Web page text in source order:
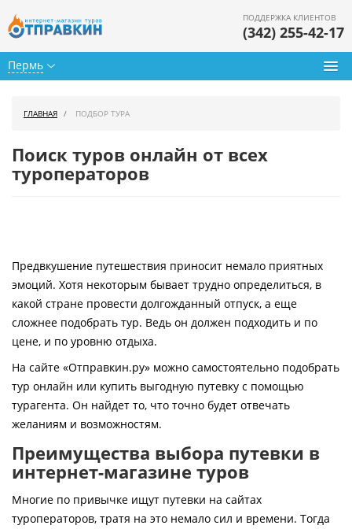
Пермь
ПОДДЕРЖКА КЛИЕНТОВ
(342) 255-42-17
Горящие туры
Страны
Как купить
Контакты
ГЛАВНАЯ ПОДБОР ТУРА
Поиск туров онлайн от всех
туроператоров
Предвкушение путешествия приносит немало приятных
эмоций. Хотя некоторым бывает трудно определиться, в
какой стране провести долгожданный отпуск, а еще
сложнее подобрать тур. Ведь он должен подходить и по
цене, и по уровню отдыха.
На сайте «Отправкин.ру» можно самостоятельно подобрать
тур онлайн или купить выгодную путевку с помощью
турагента. Он найдет то, что точно будет отвечать
желаниям и возможностям.
Преимущества выбора путевки в
интернет-магазине туров
Многие по привычке ищут путевки на сайтах
туроператоров, тратя на это немало сил и времени. Тогда